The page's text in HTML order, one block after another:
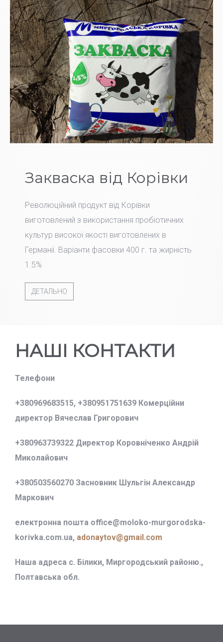
Закваска від Корівки
Революційний продукт від Корівки
виготовлений з використання пробіотичних
культур високої якості виготовлених в
Германії. Варіанти фасовки 400 г. та жирність
1.5%
ДЕТАЛЬНО
НАШІ КОНТАКТИ
Телефони
+380969683515, +380951751639 Комерційни
директор Вячеслав Григорович
+380963739322 Директор Коровніченко Андрій
Миколайович
+380503560270 Засновник Шульгін Александр
Маркович
електронна пошта office@moloko-murgorodska-
korivka.com.ua, adonaytov@gmail.com
Наша адреса с. Білики, Миргородський районю.,
Полтавська обл.